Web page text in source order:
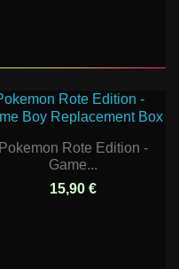
Pokemon Rote Edition -
Game...
15,90 €